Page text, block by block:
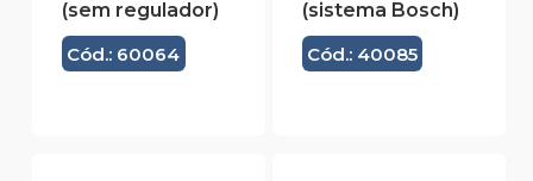
(sem regulador)
Cód.: 60064
(sistema Bosch)
Cód.: 40085